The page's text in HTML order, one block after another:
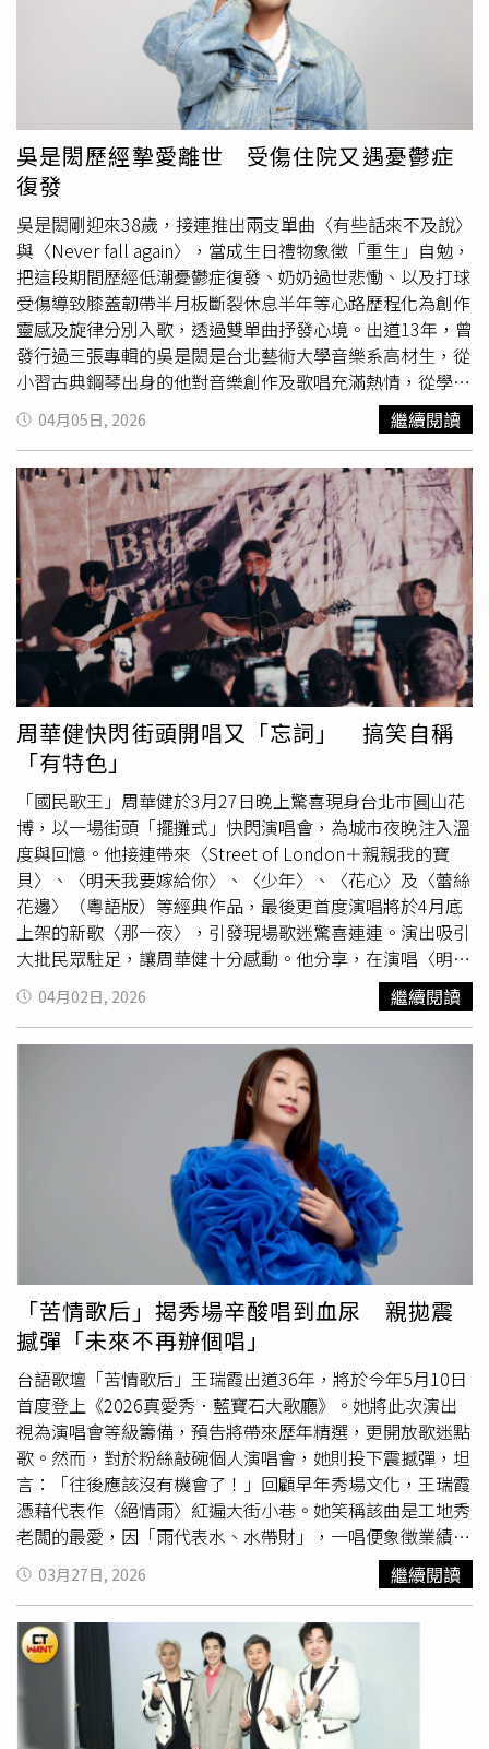
全場重溫青春記憶，讓「想念」不再只是回憶。重量級嘉賓
張宇驚喜現身，全場尖叫聲四起。（圖／蘇聖倫攝）睽違18
年再度於台北開唱，游鴻明特別設計多段橋段，不僅帶來多
首國語經典情歌，也演唱〈舊情綿綿〉、〈愛你無條件〉、
〈若是我回頭來牽你的手〉、〈無字的情批〉等台語創作。
他動情表示：「因為你們的舊情綿綿，所以我們才會在18年
後的今天再相聚，謝謝你們的長情！」此外，他也大膽改編
曲風，將〈愛我〉轉為Bossa Nova風格，為〈下沙〉注入
更鮮明節奏，讓情歌展現出從容與釋懷的新樣貌。快歌橋段
〈音樂男〉、〈謎語〉、〈風雨中的朋友〉更走下觀眾席繞
場，炒熱全場氣氛。出道超過30年的游鴻明，從民歌西餐廳
駐唱一路走來，累積深厚音樂底蘊。演唱會中特別播放回憶
VCR，透過照片與口白帶領觀眾穿越時空，與年輕的自己重
逢。隨後他演唱〈給你們〉時透露：「這首歌的原唱，有8
年沒有唱歌了。」話音未落，重量級嘉賓張宇背對觀眾驚喜
現身，全場尖叫聲四起。兩人自民歌西餐廳時期結識，多年
未合體依舊默契十足。游鴻明坦言，原本抱著可能被拒絕的
心情邀請張宇，感謝他答應站上舞台，「我相信他也是敵不
過對大家的想念。」張宇隨後獨唱〈雨一直下〉，讓全場沉
浸在經典旋律之中，氣氛動人。演唱會開場游鴻明身穿紅色
西裝自升降舞台霸氣登場。（圖／蘇聖倫攝）
吳是閎歷經摯愛離世 受傷住院又遇憂鬱症
復發
吳是閎剛迎來38歲，接連推出兩支單曲〈有些話來不及說〉
與〈Never fall again〉，當成生日禮物象徵「重生」自勉，
把這段期間歷經低潮憂鬱症復發、奶奶過世悲慟、以及打球
受傷導致膝蓋韌帶半月板斷裂休息半年等心路歷程化為創作
靈感及旋律分別入歌，透過雙單曲抒發心境。出道13年，曾
發行過三張專輯的吳是閎是台北藝術大學音樂系高材生，從
小習古典鋼琴出身的他對音樂創作及歌唱充滿熱情，從學生
時期就在網路發表創作及參與LIVE HOUSE演唱來豐富舞台
經驗，在畢業退伍後決心走歌手條路的他從街頭藝人做起，
當時結識陳零九並一起組團走唱，累積許多死忠粉絲，還因
此獲得經紀約而正式出道發片。吳是閎歷經憂鬱症復發及打
球受傷。（圖／走音佬音樂工作室提供）提及這幾年的音樂
之路的歷程，吳是閎坦言三年前在個人生日音樂會結束後陷
入創作瓶頸及人生低潮，「當時總擔心寫不出好聽的歌，也
覺得自己人氣下滑，沒達成當初該有的理想目標，讓我很沮
喪。」頓時陷入自我懷疑的他還因此導致憂鬱症復發，除了
看醫生吃藥，並正視自己情緒問題，靠著創作抒發排解負面
能量，因而漸漸排除心魔、走出陰霾。沒想到原本計劃去年
底發片的吳是閎，竟因打籃球導致膝蓋韌帶半月板斷裂，在
醫院躺了好幾個月靠著家人幫忙及休息復健半年後終於痊
癒。這一波三折的遭遇雖讓吳是閎有些灰心，但卻也因此讓
他在面對逆境時學習到「轉念」的心態，「那段時間靠著爸
爸照顧還接送我去拄著拐杖駐唱，間接多了跟家人相處的機
會，此外，還趁著在家休息時寫了快 12首歌，也順便趁空
檔練吉他，多了很多磨練音樂的機會，算是意外的收穫。」
吳是閎的奶奶是支持他堅持下去的動力。（圖／走音佬音樂
工作室提供）出道以來一路走得跌跌撞撞吳是閎仍堅持音樂
夢的最大動力，其實正是過世奶奶過往的溫暖鼓勵，「奶奶
在過世前抓著我的手說『你要身體健康快樂』這句話一直放
在我心裡。」靠著奶奶一句話支撐過每個想放棄念頭的吳是
閎，特別把前陣子發行的抒情單曲〈有些話來不及說〉獻給
天上的奶奶，這首乍聽是深情旋律的分手情歌背後藏著他對
奶奶思念的「洋蔥」。吳是閎透露：「這首歌原本寫的是我
親身失戀的故事，但寫歌當下正逢奶奶病危，當時卡在情傷
的他原本想等自己心情平復再去陪奶奶，沒想到卻因此天人
永別，讓我發現連『下次』這個選項都沒了！」經過這段悲
慟遭遇，吳是閎習得時時刻刻都要珍惜身邊愛的人，並適時
說出感謝，適逢清明時節，吳是閎也藉著這首歌向天上的奶
奶訴情衷，「雖然我還沒達成我自己想要的理想和目標，但
是身為你的長孫，我已經成長為成熟的大人，能夠照顧自
己，照顧別人，請妳繼續在天上看著我，陪著我，直到有一
天 我會成為讓人值得驕傲的人。」◎勇敢求救並非弱者，
您的痛苦有人願意傾聽，請撥打1995◎如果您覺得痛苦、
似乎沒有出路，您並不孤單，請撥打1925
04月05日, 2026 繼續閱讀
周華健快閃街頭開唱又「忘詞」 搞笑自稱
「有特色」
「國民歌王」周華健於3月27日晚上驚喜現身台北市圓山花
博，以一場街頭「擺攤式」快閃演唱會，為城市夜晚注入溫
度與回憶。他接連帶來〈Street of London＋親親我的寶
貝〉、〈明天我要嫁給你〉、〈少年〉、〈花心〉及〈蕾絲
花邊〉（粵語版）等經典作品，最後更首度演唱將於4月底
上架的新歌〈那一夜〉，引發現場歌迷驚喜連連。演出吸引
大批民眾駐足，讓周華健十分感動。他分享，在演唱〈明天
我要嫁給你〉時，竟有大量男歌迷齊聲合唱，畫面逗趣又溫
馨；更有許多歌迷帶著孩子到場，見證橫跨世代的音樂記
憶。周華健感性表示：「有些歌的年紀比你的小孩還大。」
並向一路支持的「老友記」喊話，希望未來仍能透過不同形
式創作與分享，讓音樂成為彼此之間持續連結的橋樑。演出
吸引大批民眾駐足，讓周華健十分感動。（圖／滾石提供）
相較3年前於華山Legacy舉辦的「擺攤Bide Time 今夜沒朋
友」演出，周華健直言這次「更接近真正的擺攤」。他坦言
當年因舞台條件不斷「加東加西」，最終規模反而變大，而
這回則刻意回歸簡單，雖仍配置keyboard與電吉他，但整
體更輕盈自由。面對街頭演出，他直言「緊張還是會有」，
甚至現場仍會忘詞，以「啦啦啦」帶過，他笑說：「其實開
場就先跟大家報備，既然不是大型演唱就可以有點特色，譬
如可以『忘詞』。」未料遭自家歌迷笑喊：「反正小巨蛋也
會忘詞。」談及為何在大型製作當道的時代，反而選擇回歸
「擺攤」形式，周華健表示，音樂最動人的時刻，往往來自
最簡單的狀態，「幾個朋友圍在一起，拿起吉他唱首歌，效
果反而更好。」他回憶學生時期在餐廳駐唱 的經驗，認為面
對面演出、甚至能自在犯錯的氛圍，才是最真實的交流。因
此這次刻意降低舞台規模，僅以吉他為核心，搭配簡單編
制，讓觀眾無論是駐足或偶然經過，都能自然參與其中。
04月02日, 2026 繼續閱讀
「苦情歌后」揭秀場辛酸唱到血尿 親拋震
撼彈「未來不再辦個唱」
台語歌壇「苦情歌后」王瑞霞出道36年，將於今年5月10日
首度登上《2026真愛秀．藍寶石大歌廳》。她將此次演出
視為演唱會等級籌備，預告將帶來歷年精選，更開放歌迷點
歌。然而，對於粉絲敲碗個人演唱會，她則投下震撼彈，坦
言：「往後應該沒有機會了！」回顧早年秀場文化，王瑞霞
憑藉代表作〈絕情雨〉紅遍大街小巷。她笑稱該曲是工地秀
老闆的最愛，因「雨代表水、水帶財」，一唱便象徵業績長
紅。但成名的代價極大，當年她長期奔波各地，身心幾近透
支，不僅唱到手發抖、聲音沙啞，更因無法正常飲食飲水，
一度導致膀胱發炎甚至出現血尿。王瑞霞說：「直到身體出
問題，我才擔心會失去歌唱能力。現在領悟到吃飽、睡好、
水喝夠，才是維持狀態的關鍵。」談及秀場往事，王瑞霞感
性分享剛出道時在工地秀駐唱 ，曾收到一位伯伯遞上的200
元紅包。沒想到幾天後，她竟目睹該位伯伯在附近辛苦撿回
03月27日, 2026 繼續閱讀